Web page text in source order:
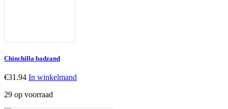
Chinchilla badzand
€31.94 In winkelmand
29 op voorraad